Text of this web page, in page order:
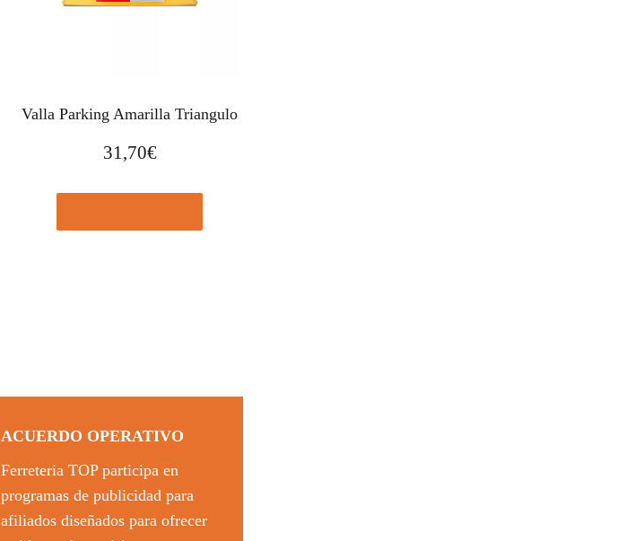
Valla Parking Amarilla Triangulo
31,70€
ACUERDO OPERATIVO
Ferreteria TOP participa en
programas de publicidad para
afiliados diseñados para ofrecer